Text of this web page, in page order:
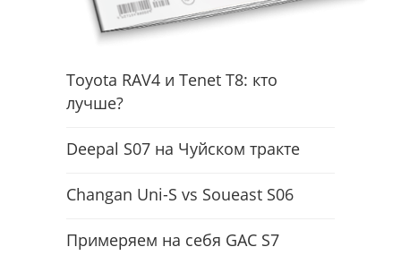
Toyota RAV4 и Tenet T8: кто
лучше?
Deepal S07 на Чуйском тракте
Changan Uni-S vs Soueast S06
Примеряем на себя GAC S7